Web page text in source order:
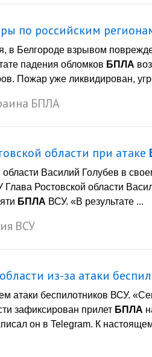
по российским
в Белгороде взрывом
падения обломков БПЛА
Пожар уже ликвидирован,
БПЛА
области при атаке
области Василий Голубев в
Глава Ростовской области
БПЛА ВСУ. «В результате ...
ВСУ
из-за атаки
атаки беспилотников ВСУ.
зафиксирован прилет БПЛА
он в Telegram. К